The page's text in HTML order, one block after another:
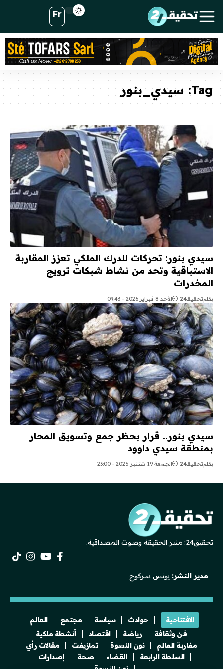
Fr
Tag: سيدي_بنور
سيدي بنور: تحركات للدرك الملكي تعزز المقاربة
الاستباقية وتحد من نشاط شبكات ترويج
المخدرات
بقلمتحقيقـ24 الأحد 8 فبراير 2026 - 09:43
سيدي بنور.. قرار بحظر جمع وتسويق المحار
بمنطقة سيدي داوود
بقلمتحقيقـ24 الجمعة 19 شتنبر 2025 - 23:00
تحقيق24: منبر الحقيقة وصوت المصداقية.
مدير النشر: يونس سركوح
الافتتاحية حوادث سياسة مجتمع
العالم
فن وثقافة
رياضة اقتصاد
أنشطة ملكية
مغاربة العالم
نون النسوة تمازيغت
مقالات رأي
السلطة الرابعة
القضاء صحة
إصدارات